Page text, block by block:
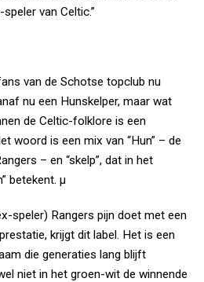
van Celtic.”
van de Schotse topclub nu
nu een Hunskelper, maar wat
de Celtic-folklore is een
woord is een mix van “Hun” – de
– en “skelp”, dat in het
betekent. µ
speler) Rangers pijn doet met een
krijgt dit label. Het is een
die generaties lang blijft
niet in het groen-wit de winnende